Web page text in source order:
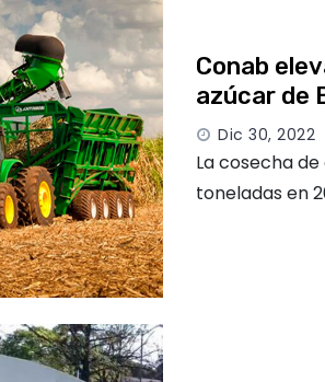
Conab
azúcar de
Dic 30, 2022
La cosecha
toneladas en